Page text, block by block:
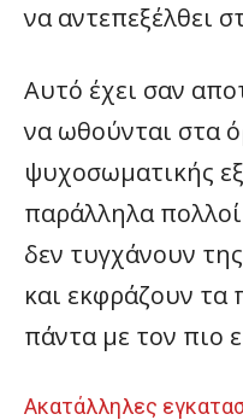
να αντεπεξέλθει
Αυτό έχει σαν
να ωθούνται στα
ψυχοσωματικής
παράλληλα
δεν τυγχάνουν
και εκφράζουν τα
πάντα με τον πιο
Ακατάλληλες